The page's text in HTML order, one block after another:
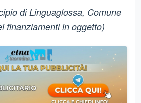
di Linguaglossa, Comune
finanziamenti in oggetto)